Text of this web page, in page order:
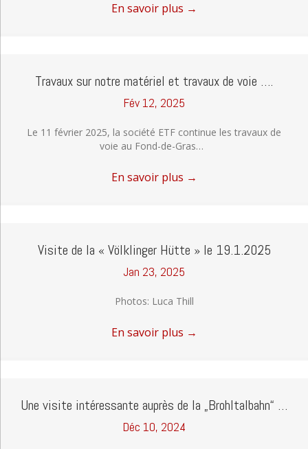
En savoir plus →
Travaux sur notre matériel et travaux de voie ….
Fév 12, 2025
Le 11 février 2025, la société ETF continue les travaux de
voie au Fond-de-Gras…
En savoir plus →
Visite de la « Völklinger Hütte » le 19.1.2025
Jan 23, 2025
Photos: Luca Thill
En savoir plus →
Une visite intéressante auprès de la „Brohltalbahn“ …
Déc 10, 2024